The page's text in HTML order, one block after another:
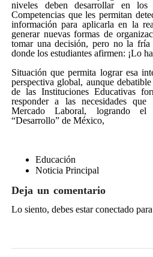
niveles deben desarrollar en los
Competencias que les permitan
información para aplicarla en la
generar nuevas formas de
tomar una decisión, pero no la fría
donde los estudiantes afirmen: ¡Lo
Situación que permita lograr esa
perspectiva global, aunque
de las Instituciones Educativas
responder a las necesidades
Mercado Laboral, logrando el
“Desarrollo” de México,
Educación
Noticia Principal
Deja un comentario
Lo siento, debes estarconectadopara